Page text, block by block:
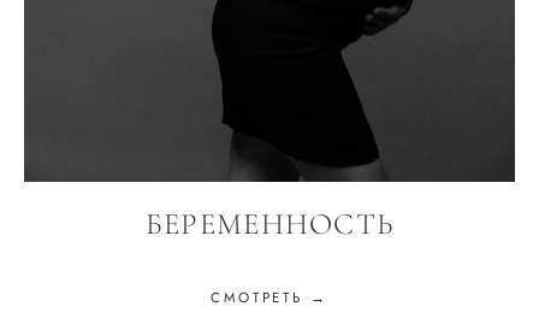
БЕРЕМЕННОСТЬ
СМОТРЕТЬ →